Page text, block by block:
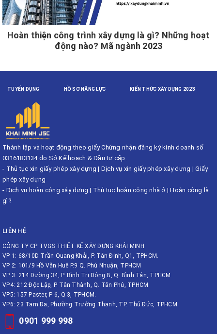
Hoàn thiện công trình xây dựng là gì? Những hoạt
động nào? Mã ngành 2023
TUYỂN DỤNG HỒ SƠ NĂNG LỰC KIẾN THỨC XÂY DỰNG 2023
Thành lập và hoạt động theo giấy Chứng nhận đăng ký kinh doanh số
0316183134 do Sở Kế hoạch & Đầu tư cấp.
- Thủ tục xin giấy phép xây dựng | Dịch vụ xin giấy phép xây dựng | Giấy
phép xây dựng
- Dịch vụ hoàn công xây dựng | Thủ tục hoàn công nhà ở |Hoàn công là
gì?
LIÊN HỆ
CÔNG TY CP TVGS THIẾT KẾ XÂY DỰNG KHẢI MINH
VP 1: 68/10D Trần Quang Khải, P. Tân Định, Q1, TPHCM.
VP 2: 101/9 Hồ Văn Huê P.9 Q. Phú Nhuận, TPHCM
VP 3: 214 Đường 34, P. Bình Trị Đông B, Q. Bình Tân, TPHCM
VP4: 212 Độc Lập, P. Tân Thành, Q. Tân Phú, TPHCM
VP5: 157 Paster, P 6, Q 3, TPHCM.
VP6: 23 Tam Đa, Phường Trường Thạnh, TP. Thủ Đức, TPHCM.
0901 999 998